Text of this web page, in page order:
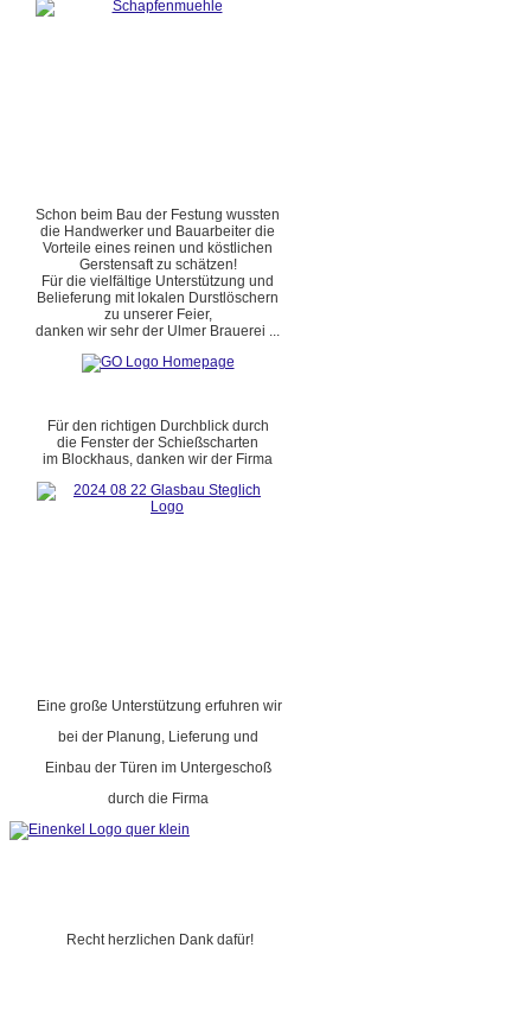
Schon beim Bau der Festung wussten
die Handwerker und Bauarbeiter die
Vorteile eines reinen und köstlichen
Gerstensaft zu schätzen!
Für die vielfältige Unterstützung und
Belieferung mit lokalen Durstlöschern
zu unserer Feier,
danken wir sehr der Ulmer Brauerei ...
Für den richtigen Durchblick durch
die Fenster der Schießscharten
im Blockhaus, danken wir der Firma
Eine große Unterstützung erfuhren wir
bei der Planung, Lieferung und
Einbau der Türen im Untergeschoß
durch die Firma
Recht herzlichen Dank dafür!